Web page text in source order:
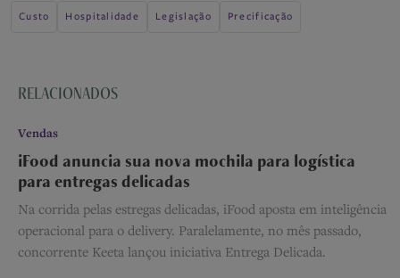
Custo Hospitalidade Legislação Precificação
RELACIONADOS
Vendas
iFood anuncia sua nova mochila para logística
para entregas delicadas
Na corrida pelas estregas delicadas, iFood aposta em inteligência
operacional para o delivery. Paralelamente, no mês passado,
concorrente Keeta lançou iniciativa Entrega Delicada.